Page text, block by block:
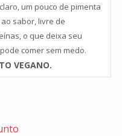
um pouco de pimenta
sabor, livre de
o que deixa seu
comer sem medo.
VEGANO.